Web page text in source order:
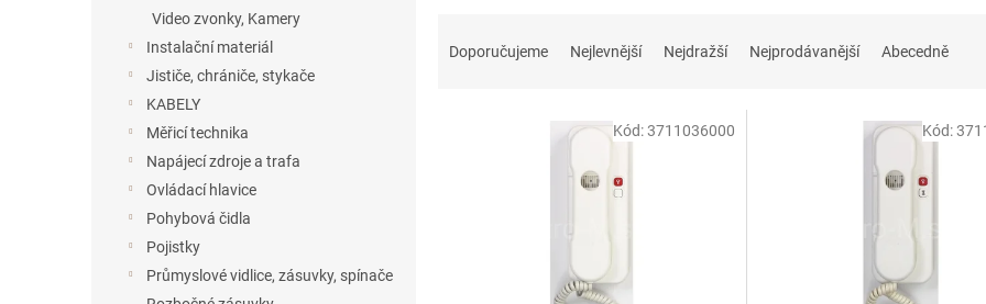
Video zvonky, Kamery
Instalační materiál
Jističe, chrániče, stykače
KABELY
Měřicí technika
Napájecí zdroje a trafa
Ovládací hlavice
Pohybová čidla
Pojistky
Průmyslové vidlice, zásuvky, spínače
Doporučujeme Nejlevnější Nejdražší Nejprodávanější Abecedně
Kód:3711036000 Kód: